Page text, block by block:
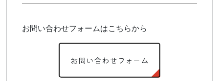
お問い合わせフォームはこちらから
お問い合わせフォーム